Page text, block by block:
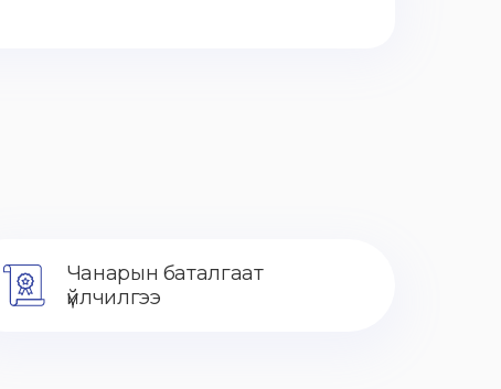
Чанарын баталгаат
үйлчилгээ